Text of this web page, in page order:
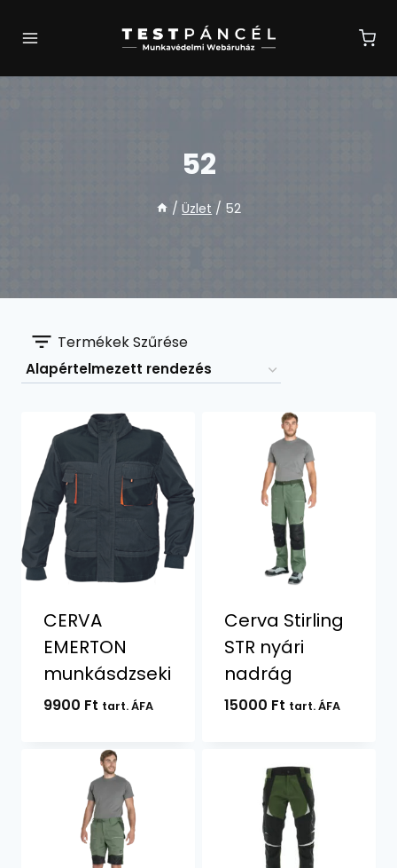
52
/ Üzlet / 52
Termékek Szűrése
CERVA
EMERTON
munkásdzseki
9900 Ft tart. ÁFA
Cerva Stirling
STR nyári
nadrág
15000 Ft tart. ÁFA